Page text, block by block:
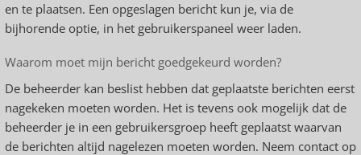
en te plaatsen. Een opgeslagen bericht kun je, via de
bijhorende optie, in het gebruikerspaneel weer laden.
Waarom moet mijn bericht goedgekeurd worden?
De beheerder kan beslist hebben dat geplaatste berichten eerst
nagekeken moeten worden. Het is tevens ook mogelijk dat de
beheerder je in een gebruikersgroep heeft geplaatst waarvan
de berichten altijd nagelezen moeten worden. Neem contact op